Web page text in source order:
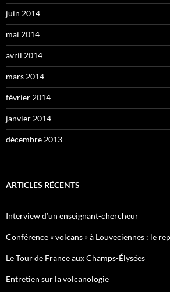
juin 2014
mai 2014
avril 2014
mars 2014
février 2014
janvier 2014
décembre 2013
ARTICLES RÉCENTS
Interview d’un enseignant-chercheur
Conférence « volcans » à Louveciennes : le
Le Tour de France aux Champs-Élysées
Entretien sur la volcanologie